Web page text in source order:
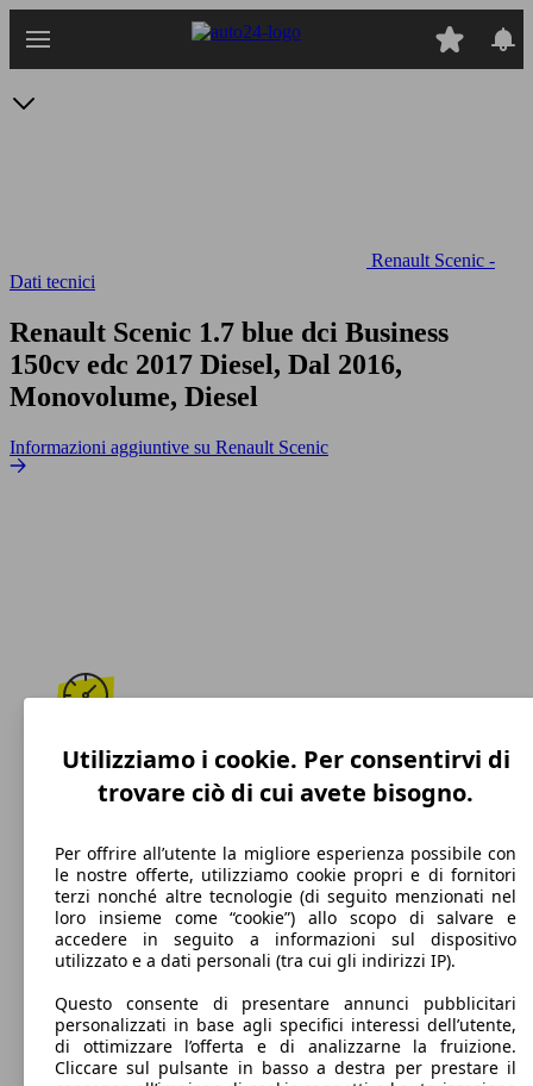
Renault Scenic -
Dati tecnici
Renault Scenic 1.7 blue dci Business
150cv edc 2017 Diesel, Dal 2016,
Monovolume, Diesel
Informazioni aggiuntive su Renault Scenic
208 km/h
Velocità massima
Diesel
Carburante
127 g/km
Utilizziamo i cookie. Per consentirvi di
trovare ciò di cui avete bisogno.
Per offrire all’utente la migliore esperienza possibile con
le nostre offerte, utilizziamo cookie propri e di fornitori
terzi nonché altre tecnologie (di seguito menzionati nel
loro insieme come “cookie”) allo scopo di salvare e
accedere in seguito a informazioni sul dispositivo
utilizzato e a dati personali (tra cui gli indirizzi IP).
Questo consente di presentare annunci pubblicitari
personalizzati in base agli specifici interessi dell’utente,
di ottimizzare l’offerta e di analizzarne la fruizione.
Cliccare sul pulsante in basso a destra per prestare il